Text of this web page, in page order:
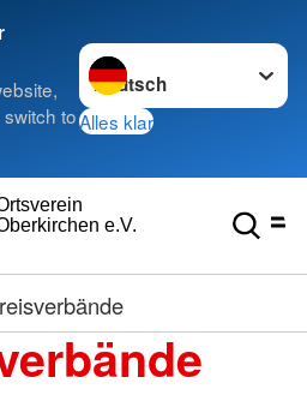
to
Sprache wechseln zu
Alles klar
e.V.